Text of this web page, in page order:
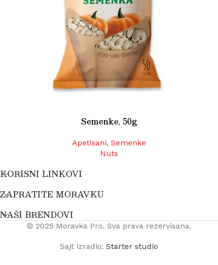
Semenke, 50g
Apetisani, Semenke
Nuts
KORISNI LINKOVI
ZAPRATITE MORAVKU
NAŠI BRENDOVI
© 2025 Moravka Pro. Sva prava rezervisana.
Sajt izradio: Starter studio